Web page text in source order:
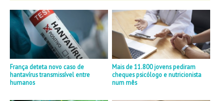
França deteta novo caso de
hantavírus transmissível entre
humanos
Mais de 11.800 jovens pediram
cheques psicólogo e nutricionista
num mês